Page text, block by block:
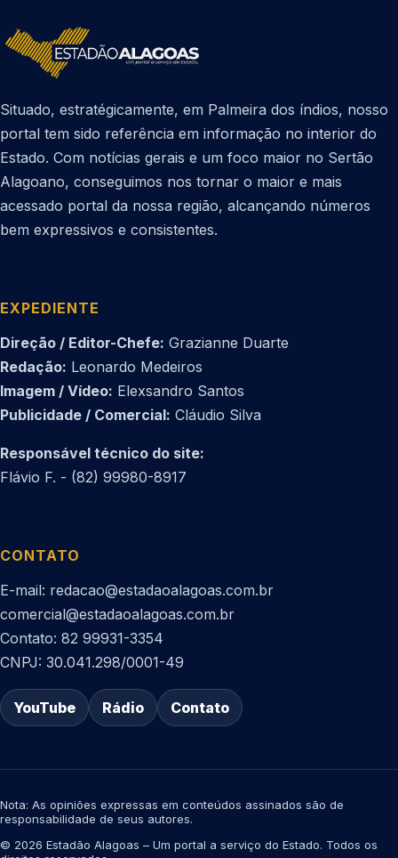
Situado, estratégicamente, em Palmeira dos índios, nosso
portal tem sido referência em informação no interior do
Estado. Com notícias gerais e um foco maior no Sertão
Alagoano, conseguimos nos tornar o maior e mais
acessado portal da nossa região, alcançando números
bem expressivos e consistentes.
EXPEDIENTE
Direção / Editor-Chefe: Grazianne Duarte
Redação: Leonardo Medeiros
Imagem / Vídeo: Elexsandro Santos
Publicidade / Comercial: Cláudio Silva
Responsável técnico do site:
Flávio F. - (82) 99980-8917
CONTATO
E-mail: redacao@estadaoalagoas.com.br
comercial@estadaoalagoas.com.br
Contato: 82 99931-3354
CNPJ: 30.041.298/0001-49
YouTube Rádio Contato
Nota: As opiniões expressas em conteúdos assinados são de
responsabilidade de seus autores.
© 2026 Estadão Alagoas – Um portal a serviço do Estado. Todos os